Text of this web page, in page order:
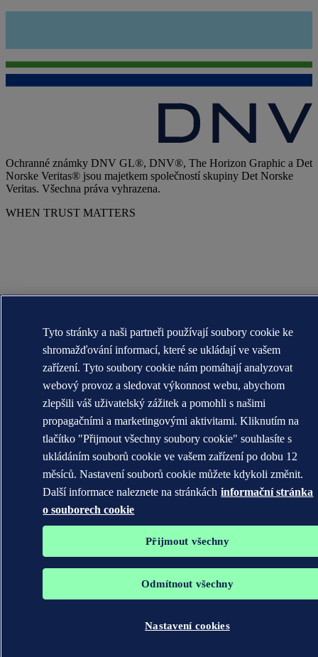
Ochranné známky DNV GL®, DNV®, The Horizon Graphic a Det
Norske Veritas® jsou majetkem společností skupiny Det Norske
Veritas. Všechna práva vyhrazena.
WHEN TRUST MATTERS
Tyto stránky a naši partneři používají soubory cookie ke
shromažďování informací, které se ukládají ve vašem
zařízení. Tyto soubory cookie nám pomáhají analyzovat
webový provoz a sledovat výkonnost webu, abychom
zlepšili váš uživatelský zážitek a pomohli s našimi
propagačními a marketingovými aktivitami. Kliknutím na
tlačítko "Přijmout všechny soubory cookie" souhlasíte s
ukládáním souborů cookie ve vašem zařízení po dobu 12
měsíců. Nastavení souborů cookie můžete kdykoli změnit.
Další informace naleznete na stránkách informační stránka
o souborech cookie
Přijmout všechny
Odmítnout všechny
Nastavení cookies